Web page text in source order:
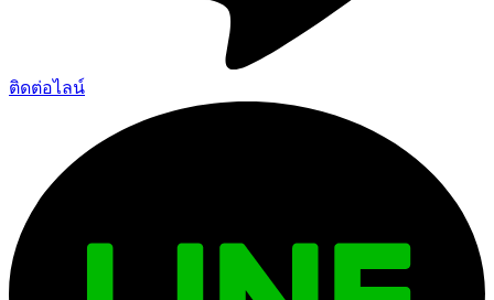
ติดต่อไลน์